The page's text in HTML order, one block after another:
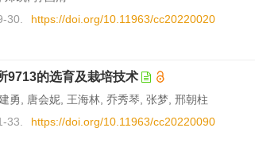
30.
https://doi.org/10.11963/cc20220020
9713的选育及栽培技术
勇, 唐会妮, 王海林, 乔秀琴, 张梦, 邢朝柱
33.
https://doi.org/10.11963/cc20220090